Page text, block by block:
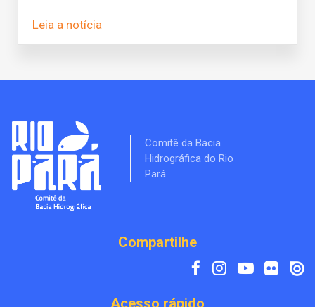
Leia a notícia
Comitê da Bacia
Hidrográfica do Rio
Pará
Compartilhe
Acesso rápido